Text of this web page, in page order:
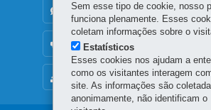
MAPA DO SITE
DENUNCIE CORRUPÇÃO
OUVIDORIA
Sem esse tipo de cookie, nosso
funciona plenamente. Esses
coletam informações sobre o
Estatísticos
Esses cookies nos ajudam a
como os visitantes interagem
site. As informações são
anonimamente, não identificam o